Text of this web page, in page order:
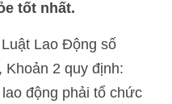
tốt nhất.
Lao Động số
2 quy định:
động phải tổ chức